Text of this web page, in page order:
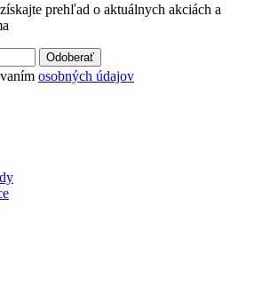
prehľad o aktuálnych akciách a
Odoberať
osobných údajov